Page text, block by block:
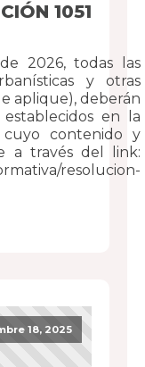
1051
2026, todas las
y otras
aplique), deberán
en la
cuyo contenido y
a través del link:
resolucion-
18, 2025